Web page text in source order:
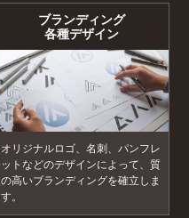
ブランディング
各種デザイン
オリジナルロゴ、名刺、パンフレ
ットなどのデザインによって、質
の高いブランディングを確立しま
す。